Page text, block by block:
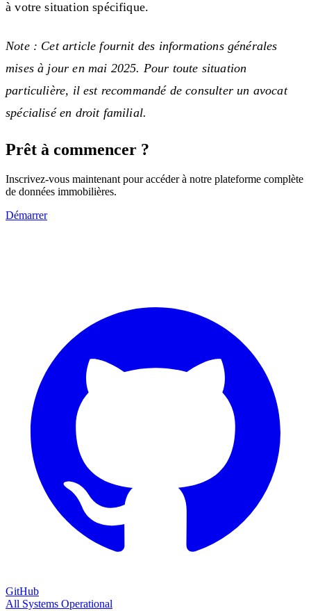
à votre situation spécifique.
Note : Cet article fournit des informations générales
mises à jour en mai 2025. Pour toute situation
particulière, il est recommandé de consulter un avocat
spécialisé en droit familial.
Prêt à commencer ?
Inscrivez-vous maintenant pour accéder à notre plateforme complète
de données immobilières.
Démarrer
GitHub
All Systems Operational